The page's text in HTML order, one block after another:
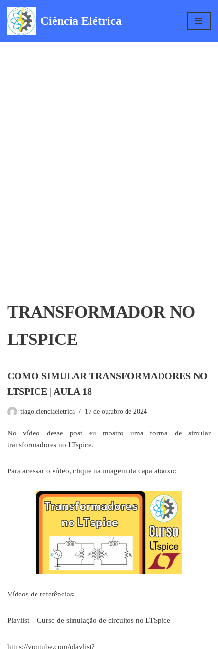
Pular
Ciência Elétrica
TRANSFORMADOR NO
LTSPICE
COMO SIMULAR TRANSFORMADORES NO
LTSPICE | AULA 18
tiago.cienciaeletrica 17 de outubro de 2024
No vídeo desse post eu mostro uma forma de simular
transformadores no LTspice.
Para acessar o vídeo, clique na imagem da capa abaixo:
Vídeos de referências:
Playlist – Curso de simulação de circuitos no LTSpice
https://youtube.com/playlist?